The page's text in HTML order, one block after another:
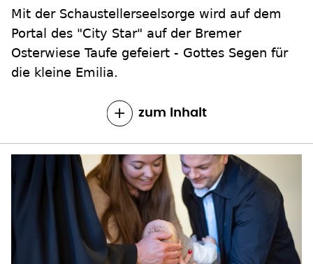
Mit der Schaustellerseelsorge wird auf dem
Portal des "City Star" auf der Bremer
Osterwiese Taufe gefeiert - Gottes Segen für
die kleine Emilia.
zum Inhalt